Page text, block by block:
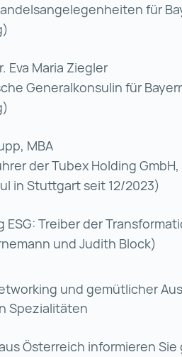
für
Eva Maria Ziegler
Generalkonsulin für
MBA
der Tubex Holding
in Stuttgart seit 12/2023)
ESG: Treiber der
und Judith Block)
und gemütlicher
Spezialitäten
Österreich informieren Sie